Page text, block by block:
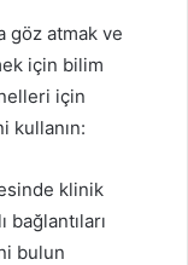
göz atmak ve
için bilim
için
kullanın:
klinik
bağlantıları
bulun